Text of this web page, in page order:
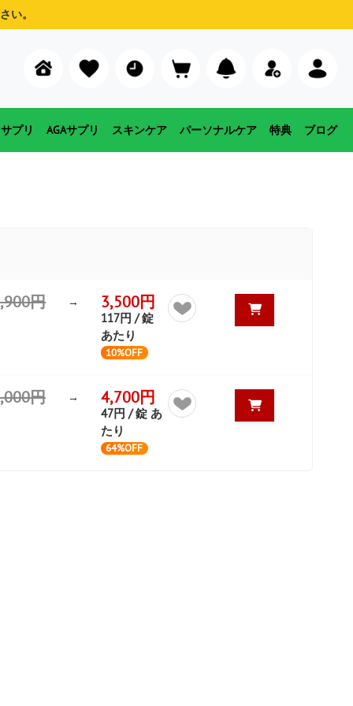
い。
プリ AGAサプリ スキンケア パーソナルケア 特典 ブログ
円 → 3,500円
117円 / 錠
あたり
10%OFF
円 → 4,700円
47円 / 錠 あ
たり
64%OFF